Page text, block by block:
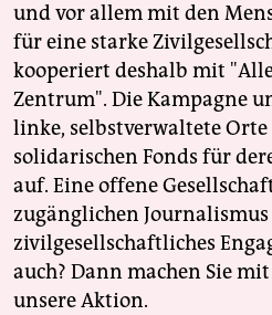
und vor allem mit den
für eine starke
kooperiert deshalb mit
Zentrum". Die Kampagne
linke, selbstverwaltete
solidarischen Fonds für
auf. Eine offene
zugänglichen Journalismus
zivilgesellschaftliches
auch? Dann machen Sie
unsere Aktion.